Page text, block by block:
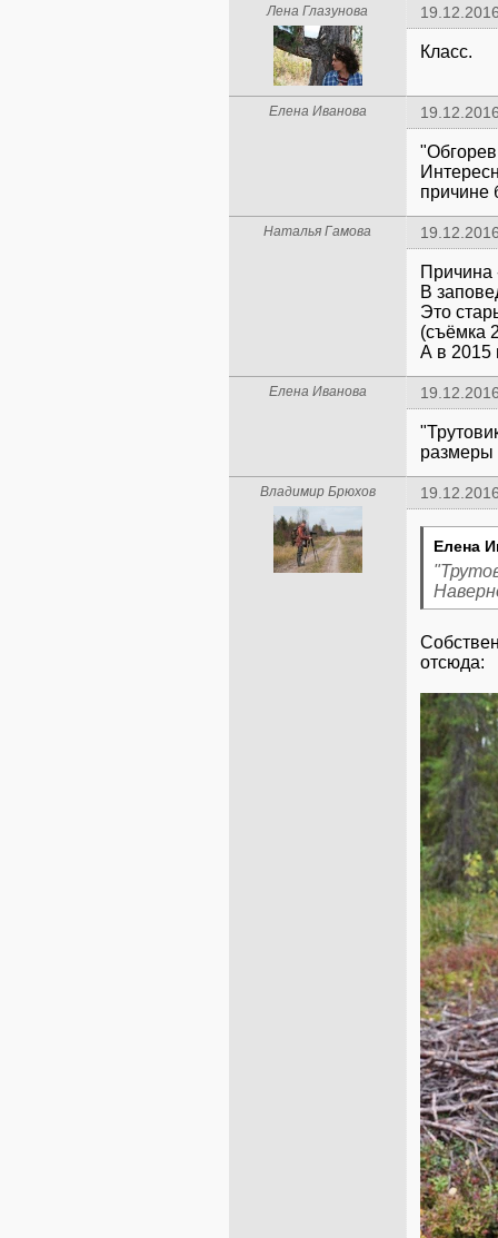
Лена Глазунова
Класс.
Елена Иванова
причине
Наталья Гамова
Причина
В
Это
(съёмка
А в 2015
Елена Иванова
размеры
Владимир Брюхов
Елена
отсюда: